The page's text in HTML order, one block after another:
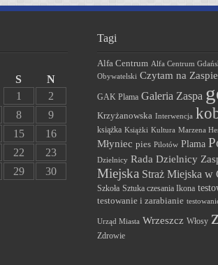
S
N
1
2
8
9
15
16
22
23
29
30
Tagi
Alfa Centrum Alfa Centrum
Obywatelski Czytam na Zaspie
GAK Plama Galeria Zaspa
Krzyżanowska Interwencja
książka Książki Kultura Marzena
Młyniec pies Pilotów Plama
Dzielnicy Rada Dzielnicy
Miejska Straż Miejska w
Szkoła Sztuka czesania Ikona
testowanie i zarabianie
Urząd Miasta Wrzeszcz Włosy
Zdrowie